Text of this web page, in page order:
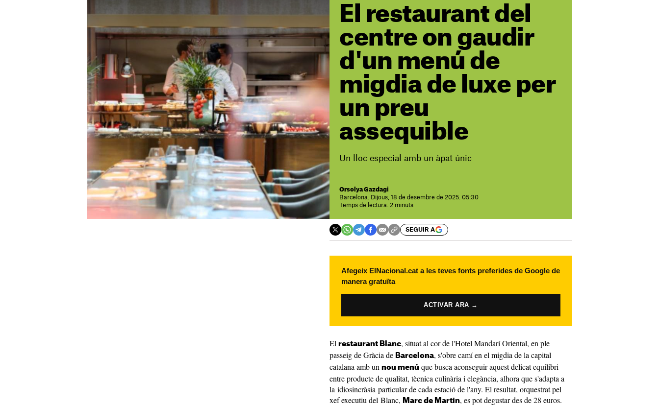
El restaurant del
centre on gaudir
d'un menú de
migdia de luxe per
un preu
assequible
Un lloc especial amb un àpat únic
Orsolya Gazdagi
Barcelona. Dijous, 18 de desembre de 2025. 05:30
Temps de lectura: 2 minuts
SEGUIR A
Afegeix ElNacional.cat a les teves fonts preferides de Google de
manera gratuïta
ACTIVAR ARA →
El restaurant Blanc, situat al cor de l'Hotel Mandarí Oriental, en ple
passeig de Gràcia de Barcelona, s'obre camí en el migdia de la capital
catalana amb un nou menú que busca aconseguir aquest delicat equilibri
entre producte de qualitat, tècnica culinària i elegància, alhora que s'adapta a
la idiosincràsia particular de cada estació de l'any. El resultat, orquestrat pel
xef executiu del Blanc, Marc de Martin, es pot degustar des de 28 euros.